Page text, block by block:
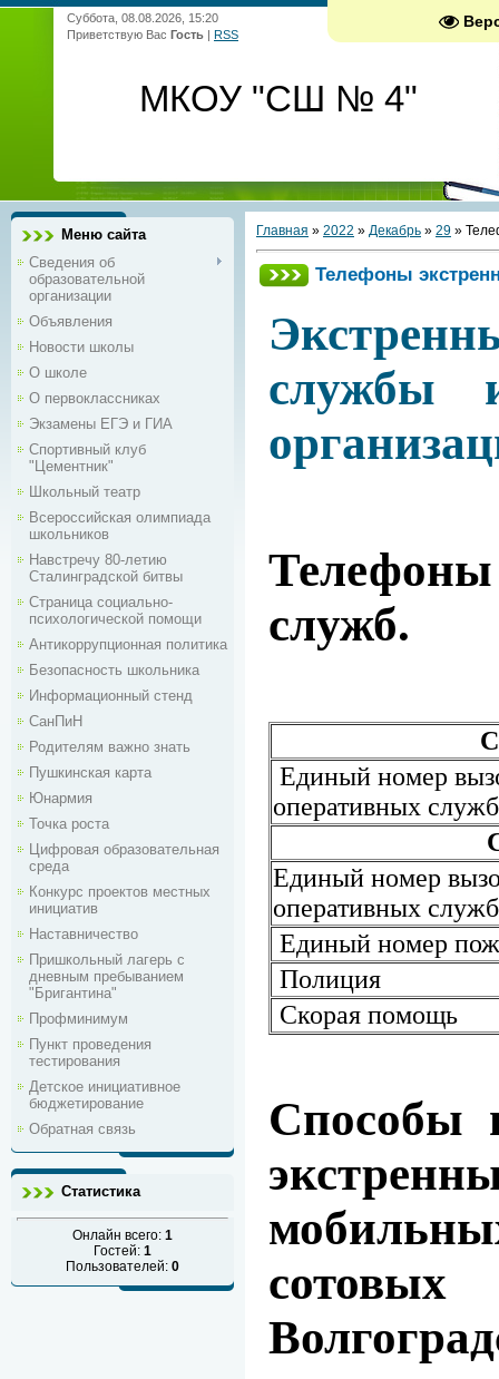
Суббота, 08.08.2026, 15:20
Приветствую Вас Гость | RSS
МКОУ "СШ № 4"
Меню сайта
Сведения об
образовательной
организации
Объявления
Новости школы
О школе
О первоклассниках
Экзамены ЕГЭ и ГИА
Спортивный клуб
"Цементник"
Школьный театр
Всероссийская олимпиада
школьников
Навстречу 80-летию
Сталинградской битвы
Страница социально-
психологической помощи
Антикоррупционная политика
Безопасность школьника
Информационный стенд
СанПиН
Родителям важно знать
Пушкинская карта
Юнармия
Точка роста
Цифровая образовательная
среда
Конкурс проектов местных
инициатив
Наставничество
Пришкольный лагерь с
дневным пребыванием
"Бригантина"
Профминимум
Пункт проведения
тестирования
Детское инициативное
бюджетирование
Обратная связь
Статистика
Онлайн всего: 1
Гостей: 1
Пользователей: 0
Главная » 2022 » Декабрь » 29 »
Телефоны
службы
служб.
Единый номер
оперативных
Единый номер
оперативных служб
Единый номер
Полиция
Скорая помощь
Способы